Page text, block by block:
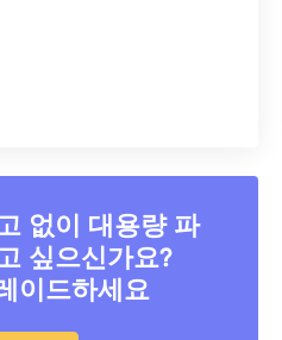
없이 대용량 파
싶으신가요?
이드하세요